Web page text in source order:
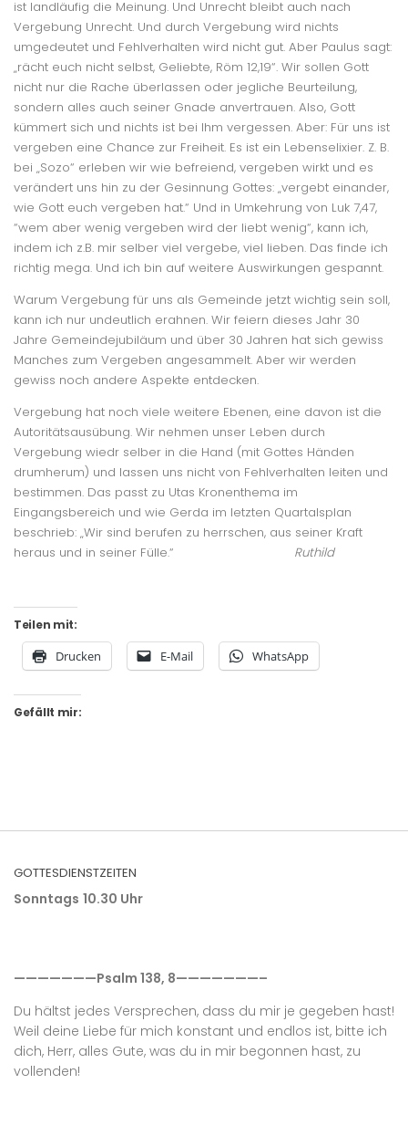
ist landläufig die Meinung. Und Unrecht bleibt auch nach
Vergebung Unrecht. Und durch Vergebung wird nichts
umgedeutet und Fehlverhalten wird nicht gut. Aber Paulus sagt:
„rächt euch nicht selbst, Geliebte, Röm 12,19“. Wir sollen Gott
nicht nur die Rache überlassen oder jegliche Beurteilung,
sondern alles auch seiner Gnade anvertrauen. Also, Gott
kümmert sich und nichts ist bei Ihm vergessen. Aber: Für uns ist
vergeben eine Chance zur Freiheit. Es ist ein Lebenselixier. Z. B.
bei „Sozo“ erleben wir wie befreiend, vergeben wirkt und es
verändert uns hin zu der Gesinnung Gottes: „vergebt einander,
wie Gott euch vergeben hat.“ Und in Umkehrung von Luk 7,47,
“wem aber wenig vergeben wird der liebt wenig“, kann ich,
indem ich z.B. mir selber viel vergebe, viel lieben. Das finde ich
richtig mega. Und ich bin auf weitere Auswirkungen gespannt.
Warum Vergebung für uns als Gemeinde jetzt wichtig sein soll,
kann ich nur undeutlich erahnen. Wir feiern dieses Jahr 30
Jahre Gemeindejubiläum und über 30 Jahren hat sich gewiss
Manches zum Vergeben angesammelt. Aber wir werden
gewiss noch andere Aspekte entdecken.
Vergebung hat noch viele weitere Ebenen, eine davon ist die
Autoritätsausübung. Wir nehmen unser Leben durch
Vergebung wiedr selber in die Hand (mit Gottes Händen
drumherum) und lassen uns nicht von Fehlverhalten leiten und
bestimmen. Das passt zu Utas Kronenthema im
Eingangsbereich und wie Gerda im letzten Quartalsplan
beschrieb: „Wir sind berufen zu herrschen, aus seiner Kraft
heraus und in seiner Fülle.“ Ruthild
Teilen mit:
Drucken E-Mail WhatsApp
Gefällt mir:
GOTTESDIENSTZEITEN
Sonntags 10.30 Uhr
———————Psalm 138, 8———————–
Du hältst jedes Versprechen, dass du mir je gegeben hast!
Weil deine Liebe für mich konstant und endlos ist, bitte ich
dich, Herr, alles Gute, was du in mir begonnen hast, zu
vollenden!